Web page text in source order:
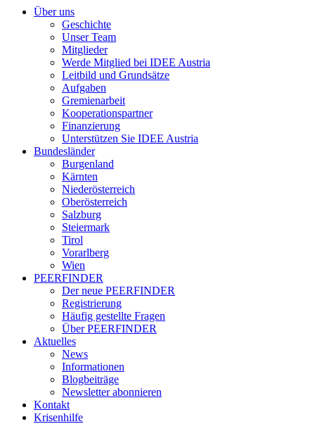
Über uns
Geschichte
Unser Team
Mitglieder
Werde Mitglied bei IDEE Austria
Leitbild und Grundsätze
Aufgaben
Gremienarbeit
Kooperationspartner
Finanzierung
Unterstützen Sie IDEE Austria
Bundesländer
Burgenland
Kärnten
Niederösterreich
Oberösterreich
Salzburg
Steiermark
Tirol
Vorarlberg
Wien
PEERFINDER
Der neue PEERFINDER
Registrierung
Häufig gestellte Fragen
Über PEERFINDER
Aktuelles
News
Informationen
Blogbeiträge
Newsletter abonnieren
Kontakt
Krisenhilfe